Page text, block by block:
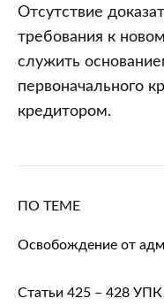
Отсутствие
требования к
служить
первоначального
кредитором.
ПО ТЕМЕ
Освобождение от
Статьи 425 – 428